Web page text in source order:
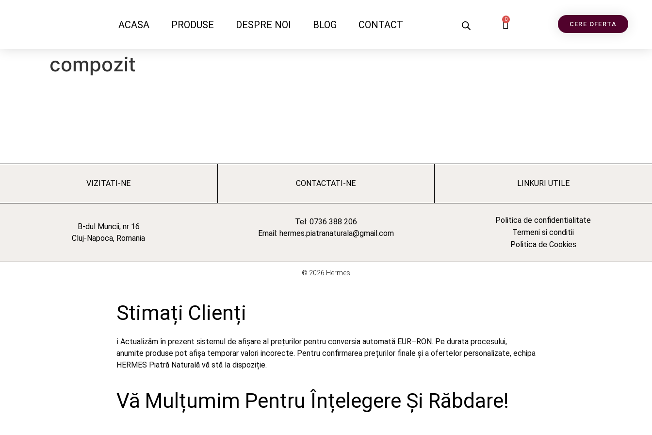
ACASA PRODUSE DESPRE NOI BLOG CONTACT 0
CERE OFERTA
compozit
VIZITATI-NE
B-dul Muncii, nr 16
Cluj-Napoca, Romania
CONTACTATI-NE
Tel: 0736 388 206
Email: hermes.piatranaturala@gmail.com
LINKURI UTILE
Politica de confidentialitate
Termeni si conditii
Politica de Cookies
© 2026 Hermes
Stimați Clienți
ℹ️ Actualizăm în prezent sistemul de afișare al prețurilor pentru conversia automată EUR–RON. Pe durata procesului,
anumite produse pot afișa temporar valori incorecte. Pentru confirmarea prețurilor finale și a ofertelor personalizate, echipa
HERMES Piatră Naturală vă stă la dispoziție.
Vă Mulțumim Pentru Înțelegere Și Răbdare!